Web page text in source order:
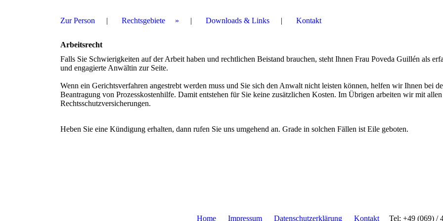
Zur Person Rechtsgebiete Downloads & Links Kontakt
Arbeitsrecht
Falls Sie Schwierigkeiten auf der Arbeit haben und rechtlichen Beistand brauchen, steht Ihnen Frau Poveda Guillén als
und engagierte Anwältin zur Seite.
Wenn ein Gerichtsverfahren angestrebt werden muss und Sie sich den Anwalt nicht leisten können, helfen wir Ihnen bei
Beantragung von Prozesskostenhilfe. Damit entstehen für Sie keine zusätzlichen Kosten. Im Übrigen arbeiten wir mit allen
Rechtsschutzversicherungen.
Heben Sie eine Kündigung erhalten, dann rufen Sie uns umgehend an. Grade in solchen Fällen ist Eile geboten.
Home Impressum Datenschutzerklärung Kontakt Tel: +49 (069) /